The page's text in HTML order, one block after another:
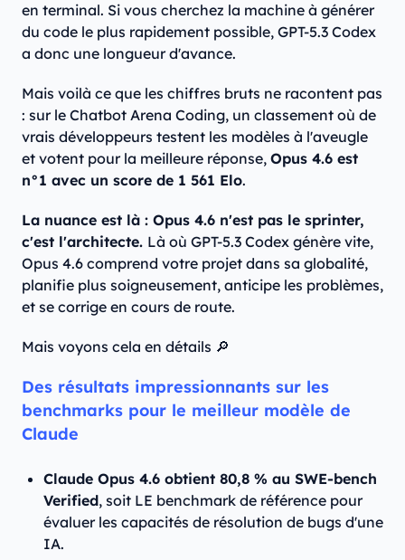
en terminal. Si vous cherchez la machine à générer
du code le plus rapidement possible, GPT-5.3 Codex
a donc une longueur d'avance.
Mais voilà ce que les chiffres bruts ne racontent pas
: sur le Chatbot Arena Coding, un classement où de
vrais développeurs testent les modèles à l'aveugle
et votent pour la meilleure réponse, Opus 4.6 est
n°1 avec un score de 1 561 Elo.
La nuance est là : Opus 4.6 n'est pas le sprinter,
c'est l'architecte. Là où GPT-5.3 Codex génère vite,
Opus 4.6 comprend votre projet dans sa globalité,
planifie plus soigneusement, anticipe les problèmes,
et se corrige en cours de route.
Mais voyons cela en détails 🔎
Des résultats impressionnants sur les
benchmarks pour le meilleur modèle de
Claude
Claude Opus 4.6 obtient 80,8 % au SWE-bench
Verified, soit LE benchmark de référence pour
évaluer les capacités de résolution de bugs d'une
IA.